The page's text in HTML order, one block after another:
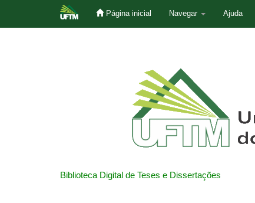
Página inicial Navegar Ajuda
Biblioteca Digital de Teses e Dissertações